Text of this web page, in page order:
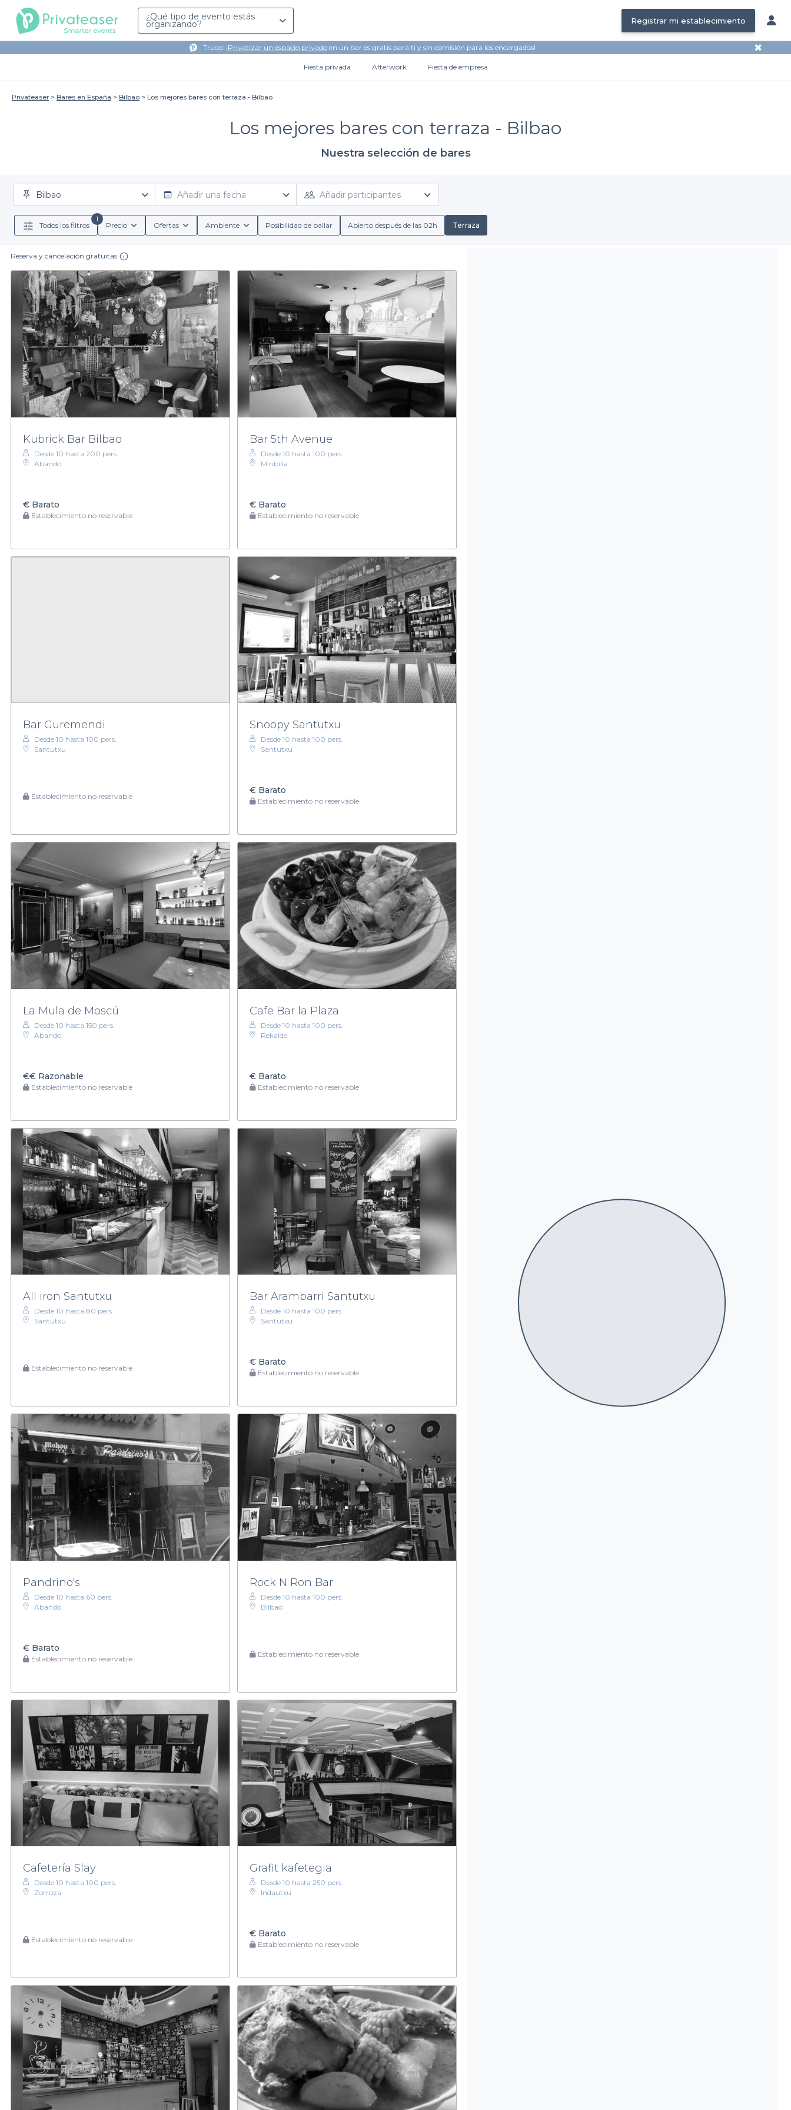
¿Qué tipo de evento estás
organizando? Registrar mi establecimiento
Truco: ¡Privatizar un espacio privadoen un bar es gratis para ti y sin comisión para los encargados! ✖
Fiesta privada Afterwork Fiesta de empresa
Privateaser Bares en España Bilbao Los mejores bares con terraza - Bilbao
Los mejores bares con terraza - Bilbao
Nuestra selección de bares
Bilbao Añadir una fecha Añadir participantes
Todos los filtros
1
Precio Ofertas Ambiente Posibilidad de bailar Abierto después de las 02h Terraza
Reserva y cancelación gratuitas
Kubrick Bar Bilbao
Desde 10 hasta 200 pers.
Abando
€ Barato
Establecimiento no reservable
Bar 5th Avenue
Desde 10 hasta 100 pers.
Miribilla
€Barato
Establecimiento no reservable
Bar Guremendi
Desde 10 hasta 100 pers.
Santutxu
Establecimiento no reservable
Snoopy Santutxu
Desde 10 hasta 100 pers.
Santutxu
€Barato
Establecimiento no reservable
La Mula de Moscú
Desde 10 hasta 150 pers.
Abando
€€ Razonable
Establecimiento no reservable
Cafe Bar la Plaza
Desde 10 hasta 100 pers.
Rekalde
€Barato
Establecimiento no reservable
All iron Santutxu
Desde 10 hasta 80 pers.
Santutxu
Establecimiento no reservable
Bar Arambarri Santutxu
Desde 10 hasta 100 pers.
Santutxu
€Barato
Establecimiento no reservable
Pandrino's
Desde 10 hasta 60 pers.
Abando
€ Barato
Establecimiento no reservable
Rock N Ron Bar
Desde 10 hasta 100 pers.
Bilbao
Establecimiento no reservable
Cafetería Slay
Desde 10 hasta 100 pers.
Zorroza
Establecimiento no reservable
Grafit kafetegia
Desde 10 hasta 250 pers.
Indautxu
€Barato
Establecimiento no reservable